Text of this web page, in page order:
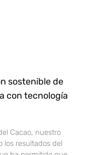
sostenible de
con tecnología
Cacao, nuestro
los resultados del